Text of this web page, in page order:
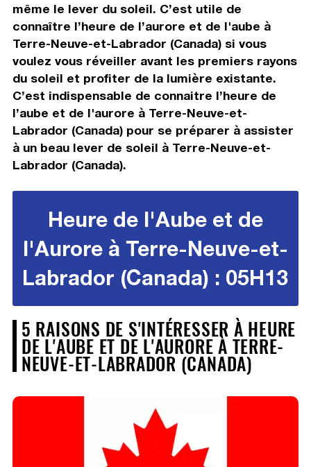
même le lever du soleil. C’est utile de
connaître l’heure de l’aurore et de l'aube à
Terre-Neuve-et-Labrador (Canada) si vous
voulez vous réveiller avant les premiers rayons
du soleil et profiter de la lumière existante.
C’est indispensable de connaitre l’heure de
l’aube et de l'aurore à Terre-Neuve-et-
Labrador (Canada) pour se préparer à assister
à un beau lever de soleil à Terre-Neuve-et-
Labrador (Canada).
Heure de l'Aube et de
l'Aurore à Terre-Neuve-et-
Labrador (Canada) : 05H13
5 RAISONS DE S'INTÉRESSER À HEURE
DE L'AUBE ET DE L'AURORE À TERRE-
NEUVE-ET-LABRADOR (CANADA)